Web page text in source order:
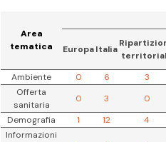
Area
tematica
EuropaItalia
Ambiente
0 6 3
Offerta
sanitaria
0 3 0
Demografia
1 12 4
Informazioni